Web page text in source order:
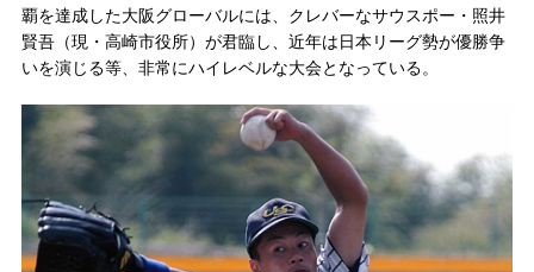
覇を達成した大阪グローバルには、クレバーなサウスポー・照井
賢吾（現・高崎市役所）が君臨し、近年は日本リーグ勢が優勝争
いを演じる等、非常にハイレベルな大会となっている。